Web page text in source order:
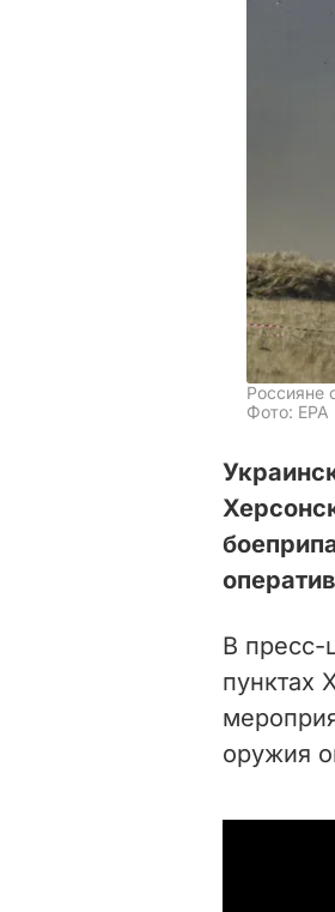
Россияне
Фото:
В пресс-
пунктах
оружия